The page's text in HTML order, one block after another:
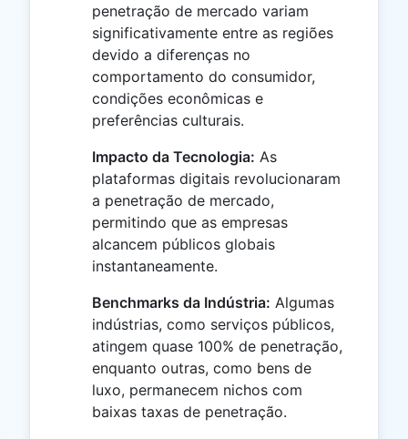
penetração de mercado variam
significativamente entre as regiões
devido a diferenças no
comportamento do consumidor,
condições econômicas e
preferências culturais.
Impacto da Tecnologia: As
plataformas digitais revolucionaram
a penetração de mercado,
permitindo que as empresas
alcancem públicos globais
instantaneamente.
Benchmarks da Indústria: Algumas
indústrias, como serviços públicos,
atingem quase 100% de penetração,
enquanto outras, como bens de
luxo, permanecem nichos com
baixas taxas de penetração.